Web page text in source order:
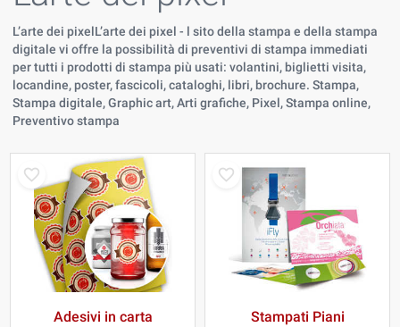
L’arte dei pixelL’arte dei pixel - l sito della stampa e della stampa
digitale vi offre la possibilità di preventivi di stampa immediati
per tutti i prodotti di stampa più usati: volantini, biglietti visita,
locandine, poster, fascicoli, cataloghi, libri, brochure. Stampa,
Stampa digitale, Graphic art, Arti grafiche, Pixel, Stampa online,
Preventivo stampa
Adesivi in carta
Stampati Piani